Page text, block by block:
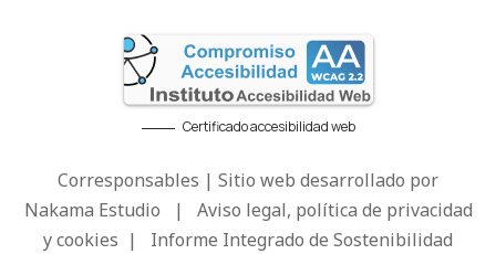
Certificado accesibilidad web
Corresponsables | Sitio web desarrollado por
Nakama Estudio | Aviso legal, política de privacidad
y cookies | Informe Integrado de Sostenibilidad